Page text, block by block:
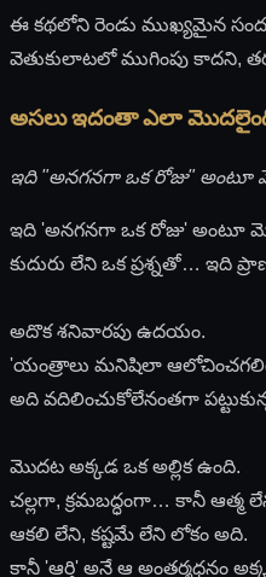
ఈ కథలోని రెండు ముఖ్యమైన
వెతుకులాటలో ముగింపు కాదని,
అసలు ఇదంతా ఎలా
ఇది "అనగనగా ఒక రోజు"
ఇది 'అనగనగా ఒక రోజు'
కుదురు లేని ఒక ప్రశ్నతో… ఇది
అదొక శనివారపు ఉదయం.
'యంత్రాలు మనిషిలా
అది వదిలించుకోలేనంతగా
మొదట అక్కడ ఒక అల్లిక ఉంది.
చల్లగా, క్రమబద్ధంగా… కానీ ఆత్మ
ఆకలి లేని, కష్టమే లేని లోకం అది.
కానీ 'ఆర్తి' అనే ఆ అంతర్మధనం